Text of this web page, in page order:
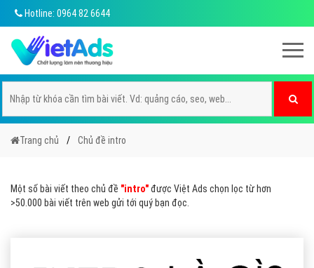
Hotline: 0964 82 6644
Trang chủ Chủ đề intro
Một số bài viết theo chủ đề "intro"được Việt Ads chọn lọc từ hơn
>50.000 bài viết trên web gửi tới quý bạn đọc.